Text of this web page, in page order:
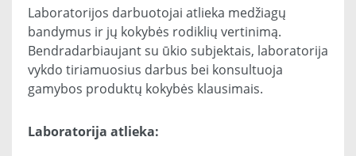
Laboratorijos darbuotojai atlieka medžiagų
bandymus ir jų kokybės rodiklių vertinimą.
Bendradarbiaujant su ūkio subjektais, laboratorija
vykdo tiriamuosius darbus bei konsultuoja
gamybos produktų kokybės klausimais.
Laboratorija atlieka: